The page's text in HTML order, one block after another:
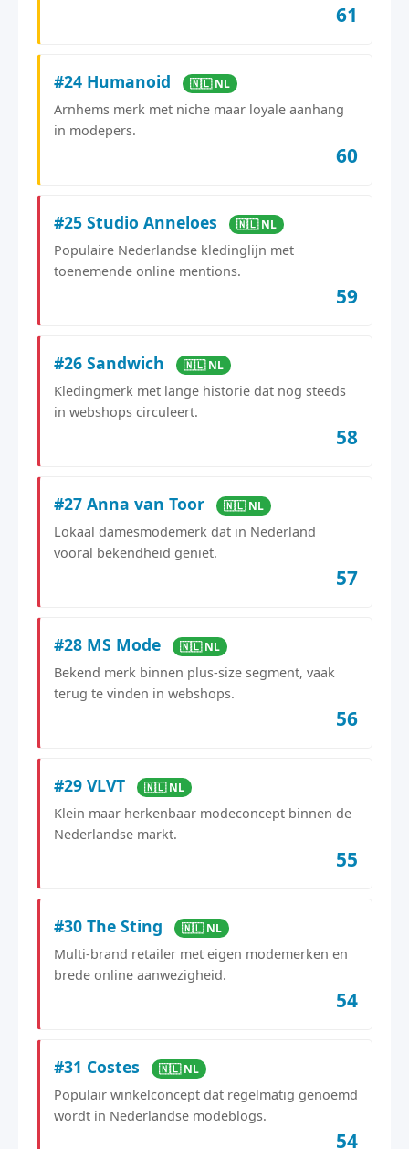
61
#24 Humanoid 🇳🇱 NL
Arnhems merk met niche maar loyale aanhang
in modepers.
60
#25 Studio Anneloes 🇳🇱 NL
Populaire Nederlandse kledinglijn met
toenemende online mentions.
59
#26 Sandwich 🇳🇱 NL
Kledingmerk met lange historie dat nog steeds
in webshops circuleert.
58
#27 Anna van Toor 🇳🇱 NL
Lokaal damesmodemerk dat in Nederland
vooral bekendheid geniet.
57
#28 MS Mode 🇳🇱 NL
Bekend merk binnen plus-size segment, vaak
terug te vinden in webshops.
56
#29 VLVT 🇳🇱 NL
Klein maar herkenbaar modeconcept binnen de
Nederlandse markt.
55
#30 The Sting 🇳🇱 NL
Multi-brand retailer met eigen modemerken en
brede online aanwezigheid.
54
#31 Costes 🇳🇱 NL
Populair winkelconcept dat regelmatig genoemd
wordt in Nederlandse modeblogs.
54